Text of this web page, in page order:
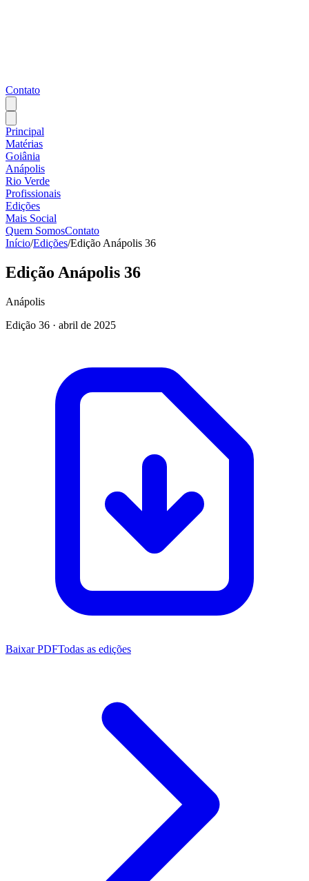
Contato
Principal
Matérias
Goiânia
Anápolis
Rio Verde
Profissionais
Edições
Mais Social
Quem SomosContato
Início/Edições/Edição Anápolis 36
Edição Anápolis 36
Anápolis
Edição 36 · abril de 2025
Baixar PDFTodas as edições